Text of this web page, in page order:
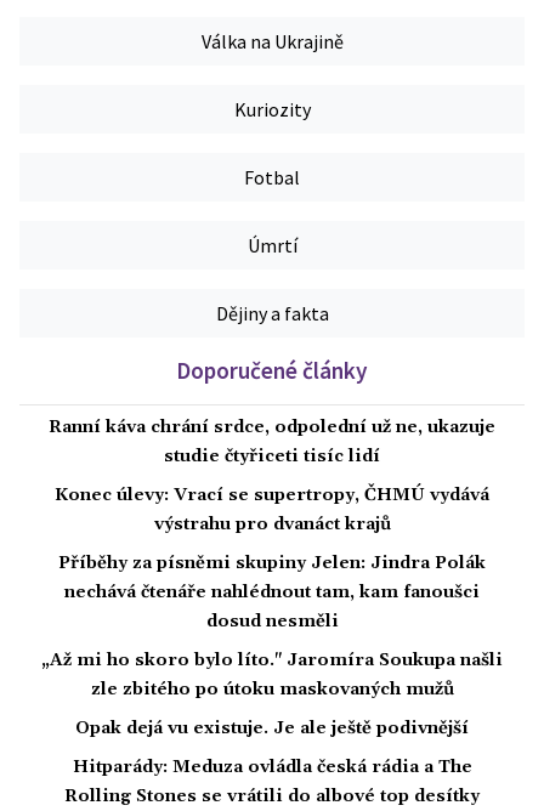
Válka na Ukrajině
Kuriozity
Fotbal
Úmrtí
Dějiny a fakta
Doporučené články
Ranní káva chrání srdce, odpolední už ne, ukazuje
studie čtyřiceti tisíc lidí
Konec úlevy: Vrací se supertropy, ČHMÚ vydává
výstrahu pro dvanáct krajů
Příběhy za písněmi skupiny Jelen: Jindra Polák
nechává čtenáře nahlédnout tam, kam fanoušci
dosud nesměli
„Až mi ho skoro bylo líto." Jaromíra Soukupa našli
zle zbitého po útoku maskovaných mužů
Opak dejá vu existuje. Je ale ještě podivnější
Hitparády: Meduza ovládla česká rádia a The
Rolling Stones se vrátili do albové top desítky